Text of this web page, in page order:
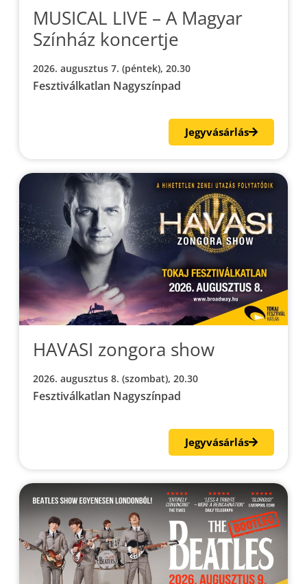
MUSICAL LIVE – A Magyar
Színház koncertje
2026. augusztus 7. (péntek), 20.30
Fesztiválkatlan Nagyszínpad
Jegyvásárlás
HAVASI zongora show
2026. augusztus 8. (szombat), 20.30
Fesztiválkatlan Nagyszínpad
Jegyvásárlás